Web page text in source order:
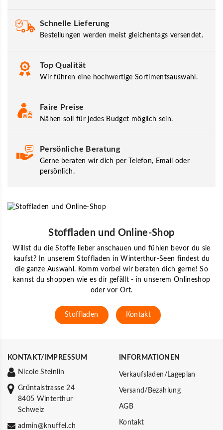
Schnelle Lieferung
Bestellungen werden meist gleichentags versendet.
Top Qualität
Wir führen eine hochwertige Sortimentsauswahl.
Faire Preise
Nähen soll für jedes Budget möglich sein.
Persönliche Beratung
Gerne beraten wir dich per Telefon, Email oder
persönlich.
Stoffladen und Online-Shop
Willst du die Stoffe lieber anschauen und fühlen bevor du sie
kaufst? In unserem Stoffladen in Winterthur-Seen findest du
die ganze Auswahl. Komm vorbei wir beraten dich gerne! So
kannst du shoppen wie es dir gefällt - in unserem Onlineshop
oder vor Ort.
Stoffladen Kontakt
KONTAKT/IMPRESSUM
Nicole Steinlin
Grüntalstrasse 24
8405 Winterthur
Schweiz
admin@knuffel.ch
INFORMATIONEN
Verkaufsladen/Lageplan
Versand/Bezahlung
AGB
Kontakt